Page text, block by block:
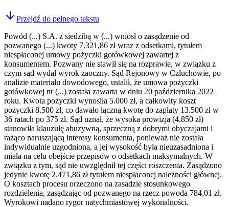
Przejdź do pełnego tekstu
Powód (...) S.A. z siedzibą w (...) wniósł o zasądzenie od
pozwanego (...) kwoty 7.321,86 zł wraz z odsetkami, tytułem
niespłaconej umowy pożyczki gotówkowej zawartej z
konsumentem. Pozwany nie stawił się na rozprawie, w związku z
czym sąd wydał wyrok zaoczny. Sąd Rejonowy w Człuchowie, po
analizie materiału dowodowego, ustalił, że umowa pożyczki
gotówkowej nr (...) została zawarta w dniu 20 października 2022
roku. Kwota pożyczki wynosiła 5.000 zł, a całkowity koszt
pożyczki 8.500 zł, co dawało łączną kwotę do zapłaty 13.500 zł w
36 ratach po 375 zł. Sąd uznał, że wysoka prowizja (4.850 zł)
stanowiła klauzulę abuzywną, sprzeczną z dobrymi obyczajami i
rażąco naruszającą interesy konsumenta, ponieważ nie została
indywidualnie uzgodniona, a jej wysokość była nieuzasadniona i
miała na celu obejście przepisów o odsetkach maksymalnych. W
związku z tym, sąd nie uwzględnił tej części roszczenia. Zasądzono
jedynie kwotę 2.471,86 zł tytułem niespłaconej należności głównej.
O kosztach procesu orzeczono na zasadzie stosunkowego
rozdzielenia, zasądzając od pozwanego na rzecz powoda 784,01 zł.
Wyrokowi nadano rygor natychmiastowej wykonalności.